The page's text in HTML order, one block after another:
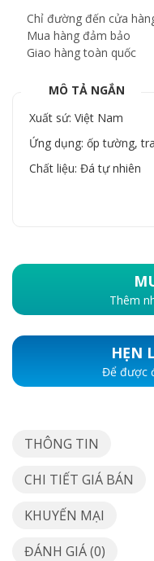
Chỉ đường đến cửa
Mua hàng đảm bảo
Giao hàng toàn quốc
MÔ TẢ NGẮN
Xuất sứ: Việt Nam
Ứng dụng: ốp tường,
Chất liệu: Đá tự nhiên
Thêm
HẸN
Để được
THÔNG TIN
CHI TIẾT GIÁ BÁN
KHUYẾN MẠI
ĐÁNH GIÁ (0)